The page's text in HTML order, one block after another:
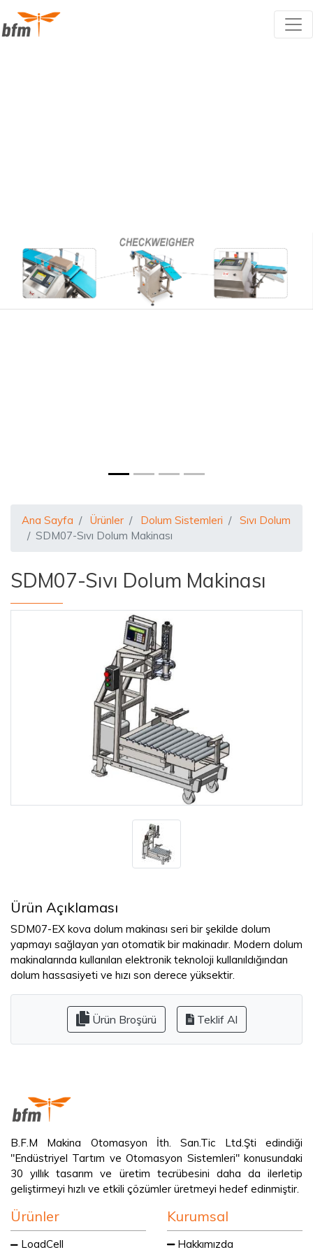
Ana Sayfa Ürünler Dolum Sistemleri
Sıvı Dolum
SDM07-Sıvı Dolum Makinası
SDM07-Sıvı Dolum Makinası
Ürün Açıklaması
SDM07-EX kova dolum makinası seri bir şekilde dolum
yapmayı sağlayan yarı otomatik bir makinadır. Modern dolum
makinalarında kullanılan elektronik teknoloji kullanıldığından
dolum hassasiyeti ve hızı son derece yüksektir.
Ürün Broşürü Teklif Al
B.F.M Makina Otomasyon İth. San.Tic Ltd.Şti edindiği
"Endüstriyel Tartım ve Otomasyon Sistemleri" konusundaki
30 yıllık tasarım ve üretim tecrübesini daha da ilerletip
geliştirmeyi hızlı ve etkili çözümler üretmeyi hedef edinmiştir.
Ürünler
LoadCell
Kurumsal
Hakkımızda